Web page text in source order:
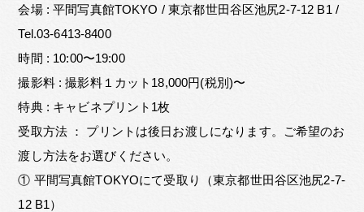
会場 : 平間写真館TOKYO / 東京都世田谷区池尻2-7-12 B1 /
Tel.03-6413-8400
時間 : 10:00〜19:00
撮影料 : 撮影料１カット18,000円(税別)〜
特典 : キャビネプリント1枚
受取方法 ： プリントは後日お渡しになります。ご希望のお
渡し方法をお選びください。
① 平間写真館TOKYOにて受取り（東京都世田谷区池尻2-7-
12 B1）